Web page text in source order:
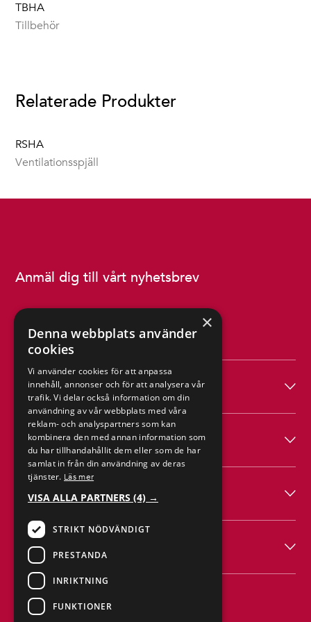
TBHA
Tillbehör
Relaterade Produkter
RSHA
Ventilationsspjäll
Anmäl dig till vårt nyhetsbrev
Produkter
Hagab
Hjälp
Följ
×
Denna webbplats använder
cookies
Vi använder cookies för att anpassa
innehåll, annonser och för att analysera vår
trafik. Vi delar också information om din
användning av vår webbplats med våra
reklam- och analyspartners som kan
kombinera den med annan information som
du har tillhandahållit dem eller som de har
samlat in från din användning av deras
tjänster. Läs mer
VISA ALLA PARTNERS (4) →
STRIKT NÖDVÄNDIGT
PRESTANDA
INRIKTNING
FUNKTIONER